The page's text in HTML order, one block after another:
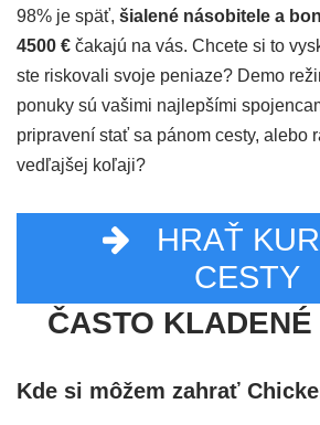
98% je späť, šialené násobitele a
4500 € čakajú na vás. Chcete si to
ste riskovali svoje peniaze? Demo
ponuky sú vašimi najlepšími
pripravení stať sa pánom cesty, alebo
vedľajšej koľaji?
HRAŤ
CESTY
ČASTO
Kde si môžem zahrať